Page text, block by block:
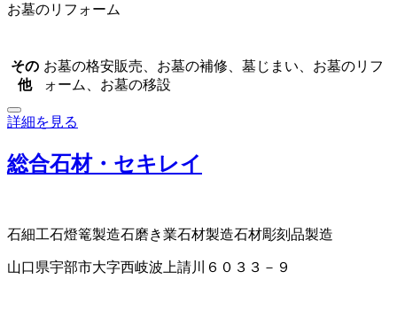
お墓のリフォーム
その
他
お墓の格安販売、お墓の補修、墓じまい、お墓のリフ
ォーム、お墓の移設
詳細を見る
総合石材・セキレイ
石細工石燈篭製造石磨き業石材製造石材彫刻品製造
山口県宇部市大字西岐波上請川６０３３－９